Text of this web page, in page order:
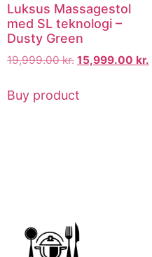
Luksus Massagestol
med SL teknologi –
Dusty Green
19,999.00kr. 15,999.00 kr.
Buy product